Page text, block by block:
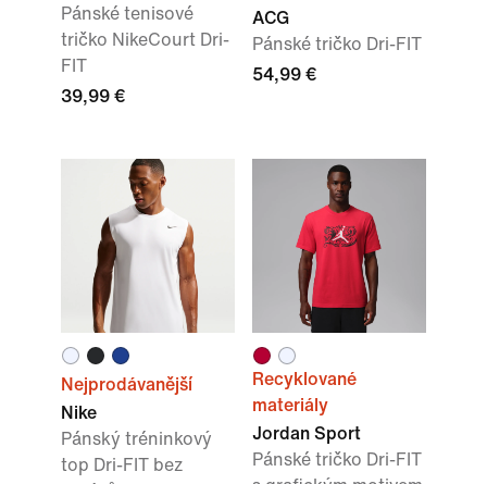
Pánské tenisové
tričko NikeCourt Dri-
FIT
39,99 €
ACG
Pánské tričko Dri-FIT
54,99 €
Nejprodávanější
Nike
Pánský tréninkový
top Dri-FIT bez
Recyklované
materiály
Jordan Sport
Pánské tričko Dri-FIT